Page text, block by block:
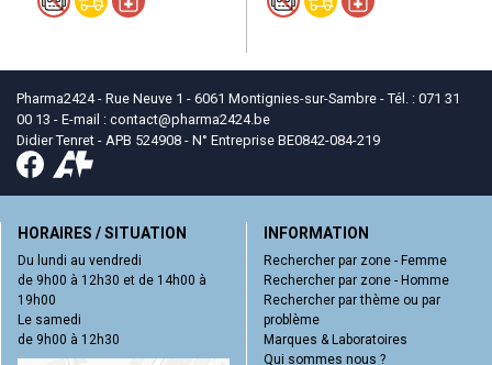
Pharma2424 - Rue Neuve 1 - 6061 Montignies-sur-Sambre - Tél. : 071 31
00 13 - E-mail : contact@pharma2424.be
Didier Tenret - APB 524908 - N° Entreprise BE0842-084-219
HORAIRES / SITUATION
Du lundi au vendredi
de 9h00 à 12h30 et de 14h00 à
19h00
Le samedi
de 9h00 à 12h30
INFORMATION
Rechercher par zone - Femme
Rechercher par zone - Homme
Rechercher par thème ou par
problème
Marques & Laboratoires
Qui sommes nous ?